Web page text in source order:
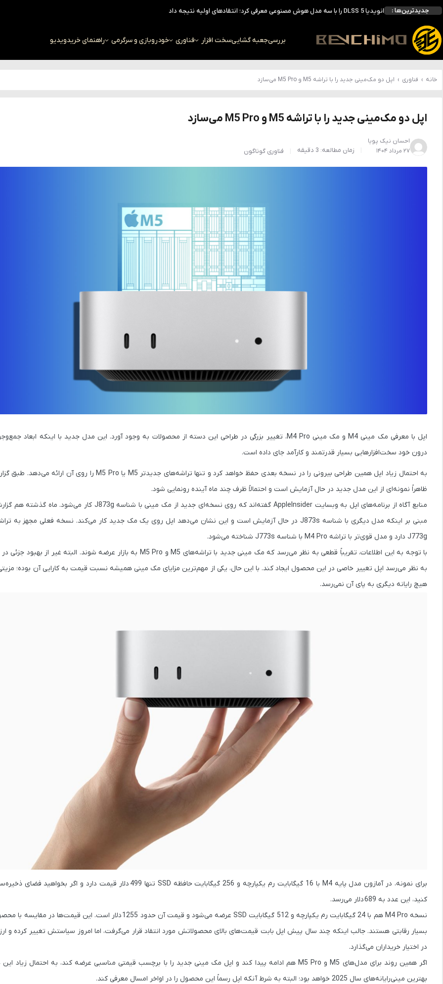
جدیدترین‌ها :
انویدیا DLSS 5 را با سه مدل هوش مصنوعی معرفی کرد؛ انتقادهای اولیه نتیجه داد
بررسی کیس GAMDIAS NESO P1 Pro؛ فول‌تاوری مهندسی‌شده برای سیستم‌های رده‌بالا
بررسیجعبه گشاییسخت افزار فناوری خودروبازی و سرگرمی راهنمای خریدویدیو
خانه › فناوری › اپل دو مک‌مینی جدید را با تراشه M5 و M5 Pro می‌سازد
اپل دو مک‌مینی جدید را با تراشه M5 و M5 Pro می‌سازد
احسان نیک پویا
۲۷ مرداد ۱۴۰۴
زمان مطالعه: 3 دقیقه فناوری گوناگون
اپل با معرفی مک مینی M4و مک مینی M4 Pro، تغییر بزرگی در طراحی این دسته از محصولات به وجود آورد. این مدل جدید با اینکه ابعاد
درون خود سخت‌افزارهایی بسیار قدرتمند و کارآمد جای داده است.
به احتمال زیاد اپل همین طراحی بیرونی را در نسخه بعدی حفظ خواهد کرد و تنها تراشه‌های جدیدتر M5 یا M5 Proرا روی آن ارائه می‌دهد. طبق
ظاهراً نمونه‌ای از این مدل جدید در حال آزمایش است و احتمالاً ظرف چند ماه آینده رونمایی شود.
منابع آگاه از برنامه‌های اپل به وبسایت AppleInsider گفته‌اند که روی نسخه‌ای جدید از مک مینی با شناسه
J873g کار می‌شود. ماه گذشته هم
مبنی بر اینکه مدل دیگری با شناسه J873s در حال آزمایش است و این نشان می‌دهد اپل روی یک مک جدید کار می‌کند. نسخه فعلی مجهز به
J773g دارد و مدل قوی‌تر با تراشه M4 Pro با شناسه J773s شناخته می‌شود.
با توجه به این اطلاعات، تقریباً قطعی به نظر می‌رسد که مک مینی جدید با تراشه‌های M5و M5 Pro به بازار عرضه شوند. البته غیر از بهبود جزئی در
به نظر می‌رسد اپل تغییر خاصی در این محصول ایجاد کند. با این حال، یکی از مهم‌ترین مزایای مک مینی همیشه نسبت قیمت به کارایی آن بوده؛
هیچ رایانه دیگری به پای آن نمی‌رسد.
برای نمونه، در آمازون مدل پایه M4 با 16 گیگابایت رم یکپارچه و 256 گیگابایت حافظه SSD تنها 499 دلار
قیمت دارد و اگر بخواهید فضای
کنید، این عدد به 689 دلار
می‌رسد.
نسخه M4 Pro هم با 24 گیگابایت رم یکپارچه و 512 گیگابایت SSD عرضه می‌شود و قیمت آن حدود 1255 دلار
است. این قیمت‌ها در مقایسه با
بسیار رقابتی هستند. جالب اینکه چند سال پیش اپل بابت قیمت‌های بالای محصولاتش مورد انتقاد قرار می‌گرفت، اما امروز سیاستش تغییر کرده و
در اختیار خریداران می‌گذارد.
اگر همین روند برای مدل‌های M5و M5 Pro هم ادامه پیدا کند و اپل مک مینی جدید را با برچسب قیمتی مناسبی عرضه کند، به احتمال زیاد این
بهترین مینی‌رایانه‌های سال 2025 خواهد بود؛ البته به شرط آنکه اپل رسماً این محصول را در اواخر امسال معرفی کند.